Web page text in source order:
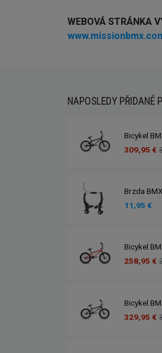
WEBOVÁ STRÁNKA
NAPOSLEDY PŘIDANÉ
Bicykel
309,95 €
Brzda
11,95 €
Bicykel
258,95 €
Bicykel
329,95 €